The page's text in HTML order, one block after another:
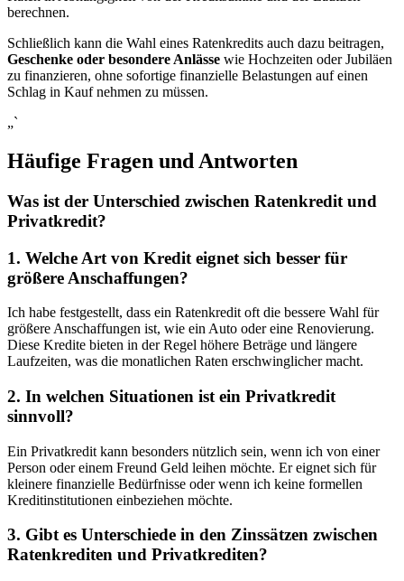
berechnen.
Schließlich kann die Wahl eines Ratenkredits ​auch dazu beitragen, ‌
Geschenke oder besondere Anlässe ​wie Hochzeiten oder ⁣Jubiläen
zu finanzieren, ohne sofortige‍ finanzielle Belastungen auf einen
Schlag in Kauf​ nehmen zu müssen.
„`
Häufige Fragen und Antworten
Was ist ⁤der Unterschied zwischen Ratenkredit und
⁢Privatkredit?
1. Welche Art​ von Kredit eignet ‌sich besser für
⁣größere Anschaffungen?
Ich habe festgestellt, dass ​ein Ratenkredit oft die⁢ bessere Wahl für
größere ⁤Anschaffungen ist, wie ⁤ein Auto oder eine⁢ Renovierung.
Diese⁢ Kredite bieten in der Regel höhere Beträge und ‌längere
⁤Laufzeiten,⁣ was die monatlichen Raten erschwinglicher macht.
2. In welchen Situationen ist ⁣ein Privatkredit
sinnvoll?
Ein Privatkredit kann besonders nützlich sein, wenn ich von einer
Person oder einem Freund Geld‌ leihen möchte. Er eignet sich für
kleinere finanzielle Bedürfnisse oder ⁤wenn ich keine formellen⁢
Kreditinstitutionen einbeziehen‌ möchte.
3. Gibt es‍ Unterschiede ‍in den Zinssätzen zwischen
Ratenkrediten und Privatkrediten?